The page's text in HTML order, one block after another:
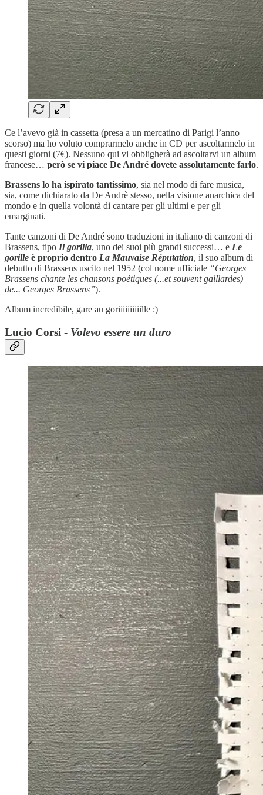
Ce l’avevo già in cassetta (presa a un mercatino di Parigi l’anno
scorso) ma ho voluto comprarmelo anche in CD per ascoltarmelo in
questi giorni (7€). Nessuno qui vi obbligherà ad ascoltarvi un album
francese… però se vi piace De André dovete assolutamente farlo.
Brassens lo ha ispirato tantissimo, sia nel modo di fare musica,
sia, come dichiarato da De Andrè stesso, nella visione anarchica del
mondo e in quella volontà di cantare per gli ultimi e per gli
emarginati.
Tante canzoni di De André sono traduzioni in italiano di canzoni di
Brassens, tipo Il gorilla, uno dei suoi più grandi successi… e Le
gorille è proprio dentro La Mauvaise Réputation, il suo album di
debutto di Brassens uscito nel 1952 (col nome ufficiale “Georges
Brassens chante les chansons poétiques (...et souvent gaillardes)
de... Georges Brassens”).
Album incredibile, gare au goriiiiiiiiiille :)
Lucio Corsi - Volevo essere un duro